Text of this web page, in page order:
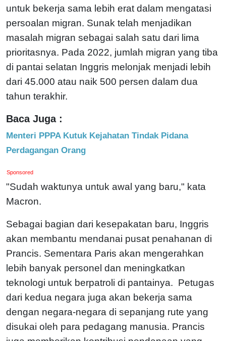
untuk bekerja sama lebih erat dalam mengatasi
persoalan migran. Sunak telah menjadikan
masalah migran sebagai salah satu dari lima
prioritasnya. Pada 2022, jumlah migran yang tiba
di pantai selatan Inggris melonjak menjadi lebih
dari 45.000 atau naik 500 persen dalam dua
tahun terakhir.
Baca Juga :
Menteri PPPA Kutuk Kejahatan Tindak Pidana
Perdagangan Orang
Sponsored
"Sudah waktunya untuk awal yang baru," kata
Macron.
Sebagai bagian dari kesepakatan baru, Inggris
akan membantu mendanai pusat penahanan di
Prancis. Sementara Paris akan mengerahkan
lebih banyak personel dan meningkatkan
teknologi untuk berpatroli di pantainya. Petugas
dari kedua negara juga akan bekerja sama
dengan negara-negara di sepanjang rute yang
disukai oleh para pedagang manusia. Prancis